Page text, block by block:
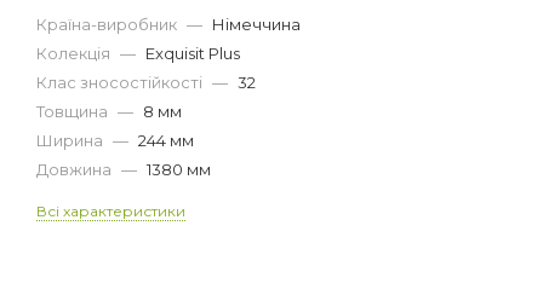
Країна-виробник — Німеччина
Колекція — Exquisit Plus
Клас зносостійкості — 32
Товщина — 8 мм
Ширина — 244 мм
Довжина — 1380 мм
Всі характеристики